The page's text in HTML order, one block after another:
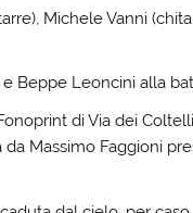
Michele Vanni
Beppe Leoncini alla
di Via dei
Massimo Faggioni